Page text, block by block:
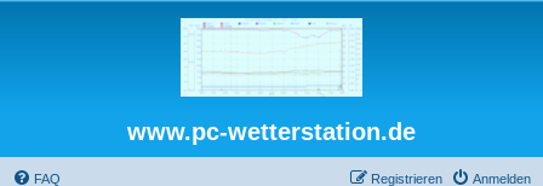
www.pc-wetterstation.de
FAQ Anmelden
Registrieren